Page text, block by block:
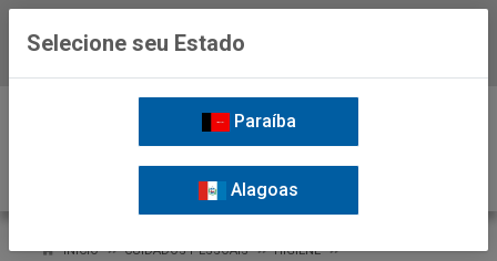
INÍCIO CUIDADOS PESSOAIS
HIGIENE
Selecione seu Estado
Paraíba
Alagoas